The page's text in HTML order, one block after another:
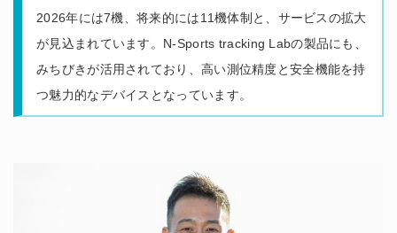
2026年には7機、将来的には11機体制と、サービスの拡大
が見込まれています。N-Sports tracking Labの製品にも、
みちびきが活用されており、高い測位精度と安全機能を持
つ魅力的なデバイスとなっています。